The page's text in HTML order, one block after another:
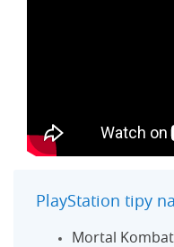
PlayStation tipy
Mortal Kombat